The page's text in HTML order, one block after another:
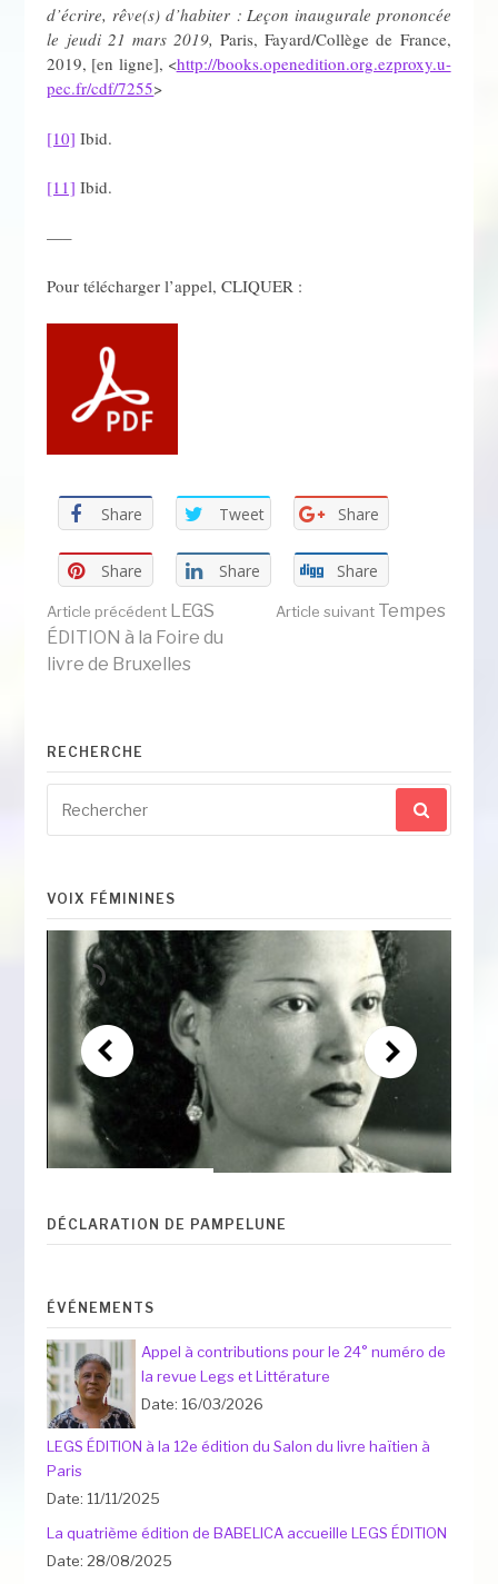
d’écrire, rêve(s) d’habiter : Leçon inaugurale prononcée
le jeudi 21 mars 2019,Paris, Fayard/Collège de France,
2019, [en ligne], <http://books.openedition.org.ezproxy.u-
pec.fr/cdf/7255>
[10] Ibid.
[11] Ibid.
—–
Pour télécharger l’appel, CLIQUER :
Share Tweet Share
Share Share Share
Lire
suite
Article précédent LEGS
ÉDITION à la Foire du
livre de Bruxelles
Article suivantTempes
RECHERCHE
pour
:
VOIX FÉMININES
DÉCLARATION DE PAMPELUNE
ÉVÉNEMENTS
Appel à contributions pour le 24° numéro de
la revue Legs et Littérature
Date: 16/03/2026
LEGS ÉDITION à la 12e édition du Salon du livre haïtien à
Paris
Date: 11/11/2025
La quatrième édition de BABELICA accueille LEGS ÉDITION
Date: 28/08/2025